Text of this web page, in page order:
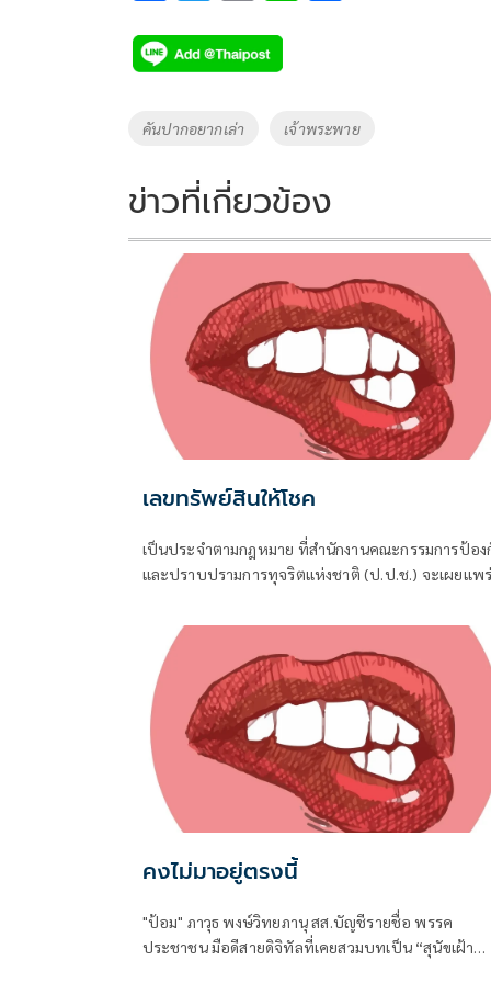
e
b
o
k
tt
er
p
y
Li
k
Tags
คันปากอยากเล่า เจ้าพระพาย
ข่าวที่เกี่ยวข้อง
เลขทรัพย์สินให้โชค
เป็นประจำตามกฎหมาย ที่สำนักงานคณะกรรมการป้อง
และปราบปรามการทุจริตแห่งชาติ (ป.ป.ช.) จะเผยแพร่
ทางการเมือง ไม่ว่าจะเป็นกรณีเข้ารับตำแหน่ง หรือพ้นจ
ตำแหน่ง
คงไม่มาอยู่ตรงนี้
"ป้อม" ภาวุธ พงษ์วิทยภานุ สส.บัญชีรายชื่อ พรรค
ประชาชน มือดีสายดิจิทัลที่เคยสวมบทเป็น “สุนัขเฝ้า